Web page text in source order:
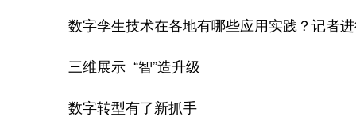
数字孪生技术在各地有哪些应用实践？记者进
三维展示 “智”造升级
数字转型有了新抓手